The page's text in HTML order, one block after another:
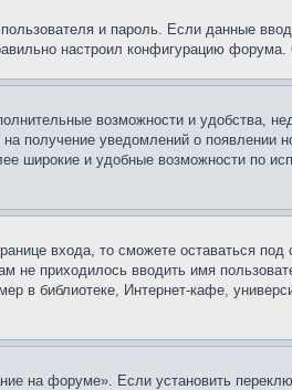
и пароль. Если данные
настроил конфигурацию
возможности и удобства,
получение уведомлений о
широкие и удобные возможности
входа, то сможете оставаться
не приходилось вводить имя
в библиотеке, Интернет-кафе,
на форуме». Если установить